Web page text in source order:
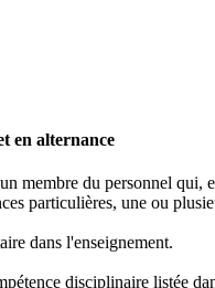
en alternance
membre du personnel qui,
particulières, une ou
dans l'enseignement.
disciplinaire listée